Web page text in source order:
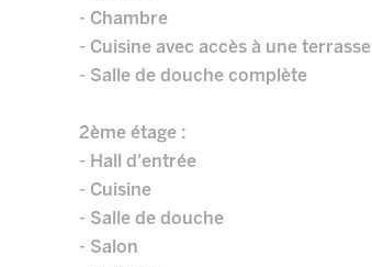
- Chambre
- Cuisine avec accès à une terrasse
- Salle de douche complète
2ème étage :
- Hall d'entrée
- Cuisine
- Salle de douche
- Salon